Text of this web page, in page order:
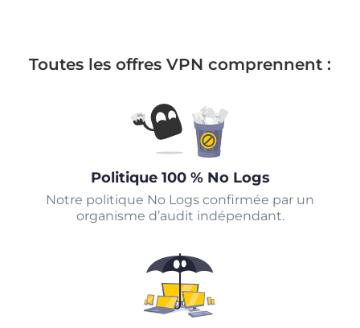
Toutes les offres VPN comprennent :
Politique 100 % No Logs
Notre politique No Logs confirmée par un
organisme d’audit indépendant.